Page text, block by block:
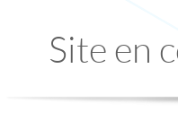
Site en